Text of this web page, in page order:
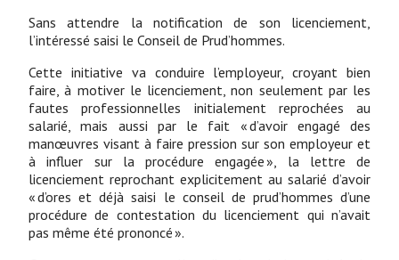
Sans attendre la notification de son licenciement,
l’intéressé saisi le Conseil de Prud’hommes.
Cette initiative va conduire l’employeur, croyant bien
faire, à motiver le licenciement, non seulement par les
fautes professionnelles initialement reprochées au
salarié, mais aussi par le fait « d’avoir engagé des
manœuvres visant à faire pression sur son employeur et
à influer sur la procédure engagée », la lettre de
licenciement reprochant explicitement au salarié d’avoir
« d’ores et déjà saisi le conseil de prud’hommes d’une
procédure de contestation du licenciement qui n’avait
pas même été prononcé ».